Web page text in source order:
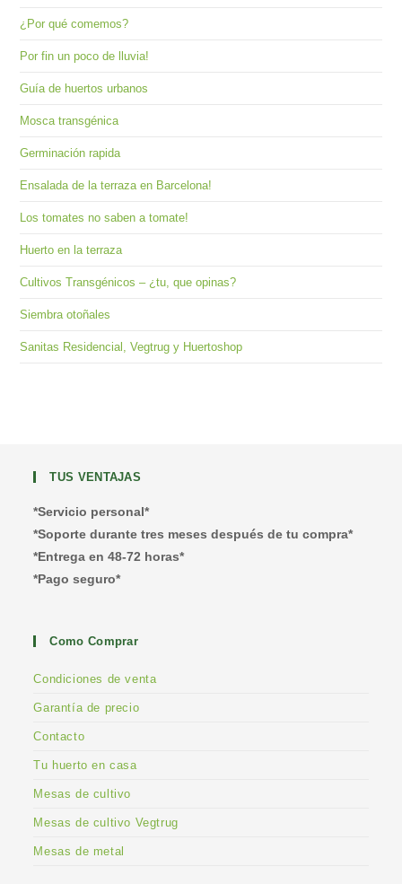
¿Por qué comemos?
Por fin un poco de lluvia!
Guía de huertos urbanos
Mosca transgénica
Germinación rapida
Ensalada de la terraza en Barcelona!
Los tomates no saben a tomate!
Huerto en la terraza
Cultivos Transgénicos – ¿tu, que opinas?
Siembra otoñales
Sanitas Residencial, Vegtrug y Huertoshop
TUS VENTAJAS
*Servicio personal*
*Soporte durante tres meses después de tu compra*
*Entrega en 48-72 horas*
*Pago seguro*
Como Comprar
Condiciones de venta
Garantía de precio
Contacto
Tu huerto en casa
Mesas de cultivo
Mesas de cultivo Vegtrug
Mesas de metal